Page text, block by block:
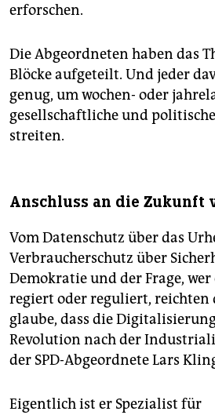
erforschen.
Die Abgeordneten haben das
Blöcke aufgeteilt. Und jeder
genug, um wochen- oder
gesellschaftliche und
streiten.
Anschluss an die Zukunft
Vom Datenschutz über das
Verbraucherschutz über
Demokratie und der Frage,
regiert oder reguliert, reichten
glaube, dass die
Revolution nach der
der SPD-Abgeordnete Lars
Eigentlich ist er Spezialist für